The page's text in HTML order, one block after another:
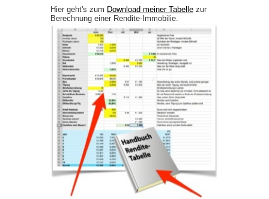
Hier geht's zum Download meiner Tabelle zur
Berechnung einer Rendite-Immobilie.